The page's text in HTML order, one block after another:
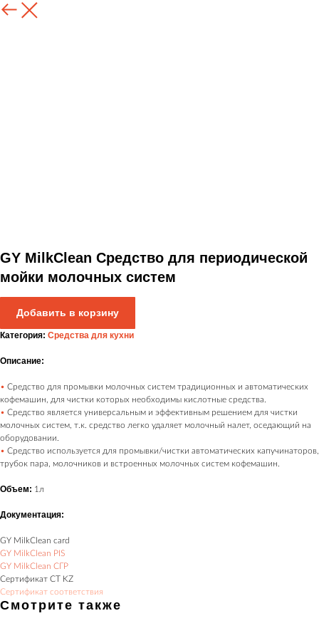
Назад
GY MilkClean Средство для периодической
мойки молочных систем
Добавить в корзину
Категория: Средства для кухни
Описание:
• Средство для промывки молочных систем традиционных и автоматических
кофемашин, для чистки которых необходимы кислотные средства.
• Средство является универсальным и эффективным решением для чистки
молочных систем, т.к. средство легко удаляет молочный налет, оседающий на
оборудовании.
• Средство используется для промывки/чистки автоматических капучинаторов,
трубок пара, молочников и встроенных молочных систем кофемашин.
Объем: 1л
Документация:
GY MilkClean card
GY MilkClean PIS
GY MilkClean СГР
Сертификат CT KZ
Сертификат соответствия
Смотрите также